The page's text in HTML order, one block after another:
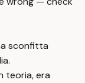
sconfitta
teoria, era